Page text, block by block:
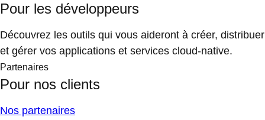
Pour les développeurs
Découvrez les outils qui vous aideront à créer, distribuer
et gérer vos applications et services cloud-native.
Partenaires
Pour nos clients
Nos partenaires